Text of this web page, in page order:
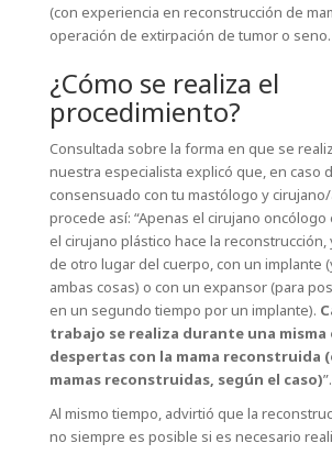
(con experiencia en reconstrucción de
operación de extirpación de tumor o seno.
¿Cómo se realiza el
procedimiento?
Consultada sobre la forma en que se
nuestra especialista explicó que, en caso
consensuado con tu mastólogo y
procede así: “Apenas el cirujano oncólogo
el cirujano plástico hace la reconstrucción,
de otro lugar del cuerpo, con un implante
ambas cosas) o con un expansor (para
en un segundo tiempo por un implante).
trabajo se realiza durante una misma
despertas con la mama reconstruida
mamas reconstruidas, según el caso)”.
Al mismo tiempo, advirtió que la
no siempre es posible si es necesario